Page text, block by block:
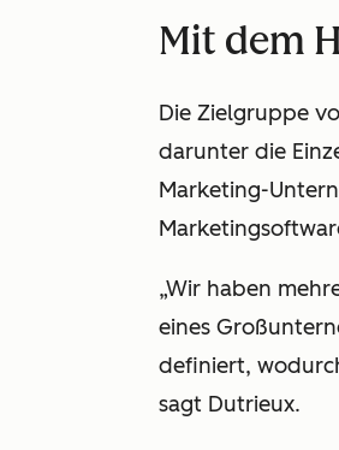
Mit dem
Die Zielgruppe
darunter die
Marketing-
„Wir haben
eines
definiert,
sagt Dutrieux.